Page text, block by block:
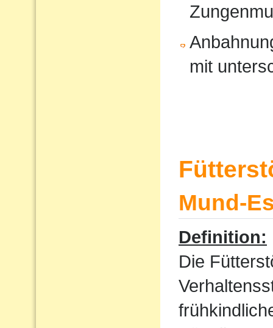
mit
Mund-
Definition:
Die